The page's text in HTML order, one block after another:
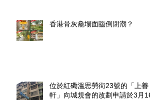
香港骨灰龕場面臨倒閉潮？
位於紅磡溫思勞街23號的「上善
軒」向城規會的改劃申請於3月16